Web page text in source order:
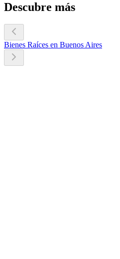
Descubre más
Bienes Raíces en Buenos Aires